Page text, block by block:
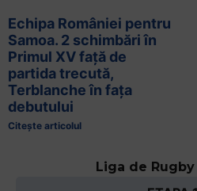
Echipa României pentru
Samoa. 2 schimbări în
Primul XV față de
partida trecută,
Terblanche în fața
debutului
Citește articolul
Liga de